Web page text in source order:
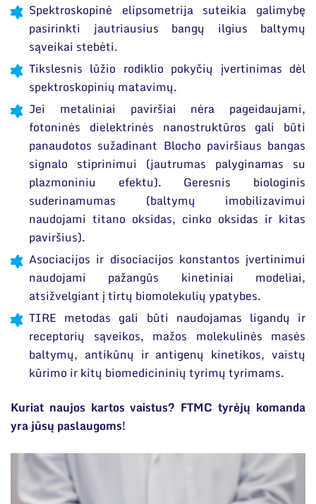
Spektroskopinė elipsometrija suteikia galimybę
pasirinkti jautriausius bangų ilgius baltymų
sąveikai stebėti.
Tikslesnis lūžio rodiklio pokyčių įvertinimas dėl
spektroskopinių matavimų.
Jei metaliniai paviršiai nėra pageidaujami,
fotoninės dielektrinės nanostruktūros gali būti
panaudotos sužadinant Blocho paviršiaus bangas
signalo stiprinimui (jautrumas palyginamas su
plazmoniniu efektu). Geresnis biologinis
suderinamumas (baltymų imobilizavimui
naudojami titano oksidas, cinko oksidas ir kitas
paviršius).
Asociacijos ir disociacijos konstantos įvertinimui
naudojami pažangūs kinetiniai modeliai,
atsižvelgiant į tirtų biomolekulių ypatybes.
TIRE metodas gali būti naudojamas ligandų ir
receptorių sąveikos, mažos molekulinės masės
baltymų, antikūnų ir antigenų kinetikos, vaistų
kūrimo ir kitų biomedicininių tyrimų tyrimams.
Kuriat naujos kartos vaistus? FTMC tyrėjų komanda
yra jūsų paslaugoms!